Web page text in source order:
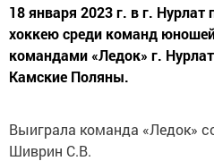
18 января 2023 г. в г.
хоккею среди команд
командами «Ледок» г.
Камские Поляны.
Выиграла команда «Ледок»
Шиврин С.В.